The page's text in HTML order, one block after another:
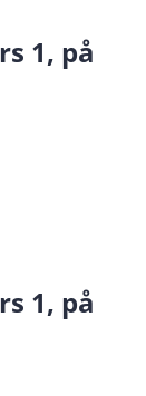
1, på
1, på